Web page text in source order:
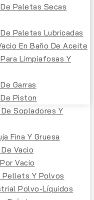
Paletas Secas
Paletas Lubricadas
En Baño De Aceite
Limpiafosas Y
Garras
Piston
Sopladores Y
Fina Y Gruesa
Vacio
Vacio
Pellets Y Polvos
Polvo-Líquidos